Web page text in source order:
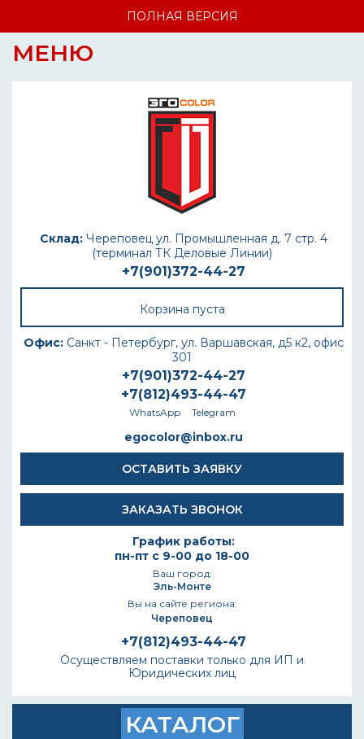
ПОЛНАЯ ВЕРСИЯ
МЕНЮ
Склад: Череповец ул. Промышленная д. 7 стр. 4
(терминал ТК Деловые Линии)
+7(901)372-44-27
Корзина пуста
Офис: Санкт - Петербург, ул. Варшавская, д5 к2, офис
301
+7(901)372-44-27
+7(812)493-44-47
WhatsApp Telegram
egocolor@inbox.ru
ОСТАВИТЬ ЗАЯВКУ
ЗАКАЗАТЬ ЗВОНОК
График работы:
пн-пт с 9-00 до 18-00
Ваш город:
Эль-Монте
Вы на сайте региона:
Череповец
+7(812)493-44-47
Осуществляем поставки только для ИП и
Юридических лиц
КАТАЛОГ